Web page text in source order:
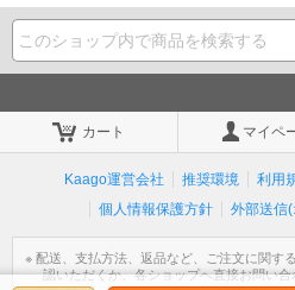
カート マイペ
Kaago運営会社 推奨環境 利用
個人情報保護方針
外部送信
※ 配送、支払方法、返品など、ご注文に関す
認いただくか、各ショップへ直接お問い合